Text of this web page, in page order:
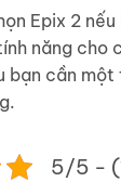
Epix 2
năng cho
bạn cần
5/5 -